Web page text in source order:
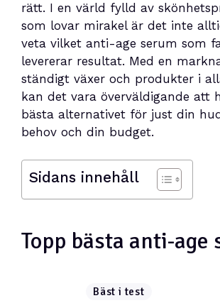
rätt. I en värld fylld av
som lovar mirakel är det inte
veta vilket anti-age serum som
levererar resultat. Med en
ständigt växer och produkter i
kan det vara överväldigande att
bästa alternativet för just din
behov och din budget.
Sidans innehåll
Topp bästa anti-age
Bäst i test